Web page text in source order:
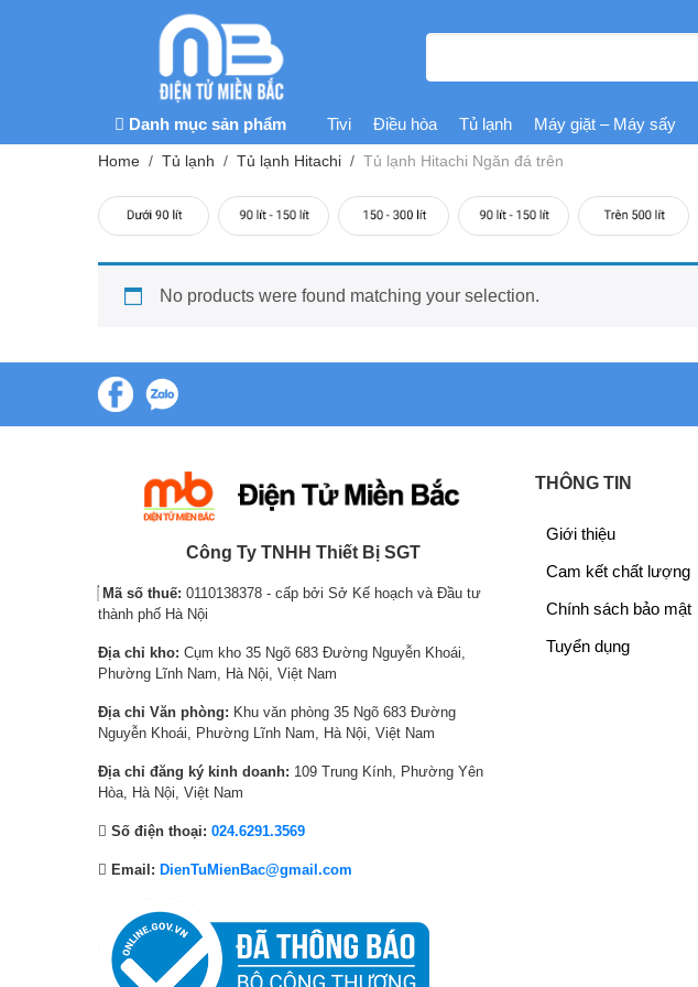
Danh mục sản phẩm Tivi Điều hòa Tủ lạnh Máy giặt – Máy sấy
Home Tủ lạnh Tủ lạnh Hitachi Tủ lạnh Hitachi Ngăn đá trên
No products were found matching your selection.
Công Ty TNHH Thiết Bị SGT
Mã số thuế: 0110138378 - cấp bởi Sở Kế hoạch và Đầu tư
thành phố Hà Nội
Địa chỉ kho: Cụm kho 35 Ngõ 683 Đường Nguyễn Khoái,
Phường Lĩnh Nam, Hà Nội, Việt Nam
Địa chỉ Văn phòng: Khu văn phòng 35 Ngõ 683 Đường
Nguyễn Khoái, Phường Lĩnh Nam, Hà Nội, Việt Nam
Địa chỉ đăng ký kinh doanh: 109 Trung Kính, Phường Yên
Hòa, Hà Nội, Việt Nam
Số điện thoại: 024.6291.3569
Email: DienTuMienBac@gmail.com
THÔNG TIN
Giới thiệu
Cam kết chất lượng
Chính sách bảo mật
Tuyển dụng